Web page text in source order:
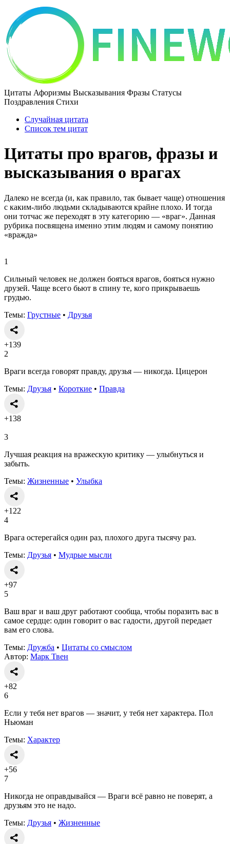
Цитаты Афоризмы Высказывания Фразы Статусы
Поздравления Стихи
Случайная цитата
Список тем цитат
Цитаты про врагов, фразы и
высказывания о врагах
Далеко не всегда (и, как правило, так бывает чаще) отношения
с каким-либо людьми складываются крайне плохо. И тогда
они тотчас же переходят в эту категорию — «враг». Данная
рубрика посвящена именно этим людям и самому понятию
«вражда»
1
Сильный человек не должен бояться врагов, бояться нужно
друзей. Чаще всего бьют в спину те, кого прикрываешь
грудью.
Темы: Грустные • Друзья
+139
2
Враги всегда говорят правду, друзья — никогда. Цицерон
Темы: Друзья • Короткие • Правда
+138
3
Лучшая реакция на вражескую критику — улыбнуться и
забыть.
Темы: Жизненные • Улыбка
+122
4
Врага остерегайся один раз, плохого друга тысячу раз.
Темы: Друзья • Мудрые мысли
+97
5
Ваш враг и ваш друг работают сообща, чтобы поразить вас в
самое сердце: один говорит о вас гадости, другой передает
вам его слова.
Темы: Дружба • Цитаты со смыслом
Автор: Марк Твен
+82
6
Если у тебя нет врагов — значит, у тебя нет характера. Пол
Ньюман
Темы: Характер
+56
7
Никогда не оправдывайся — Враги всё равно не поверят, а
друзьям это не надо.
Темы: Друзья • Жизненные